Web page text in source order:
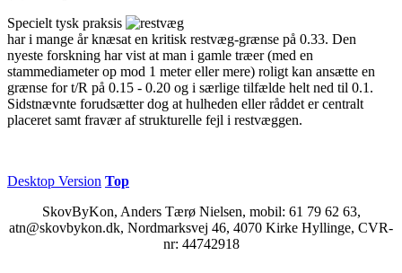
Specielt tysk praksis
har i mange år knæsat en kritisk restvæg-grænse på 0.33. Den
nyeste forskning har vist at man i gamle træer (med en
stammediameter op mod 1 meter eller mere) roligt kan ansætte en
grænse for t/R på 0.15 - 0.20 og i særlige tilfælde helt ned til 0.1.
Sidstnævnte forudsætter dog at hulheden eller råddet er centralt
placeret samt fravær af strukturelle fejl i restvæggen.
Desktop Version Top
SkovByKon, Anders Tærø Nielsen, mobil: 61 79 62 63,
atn@skovbykon.dk, Nordmarksvej 46, 4070 Kirke Hyllinge, CVR-
nr: 44742918